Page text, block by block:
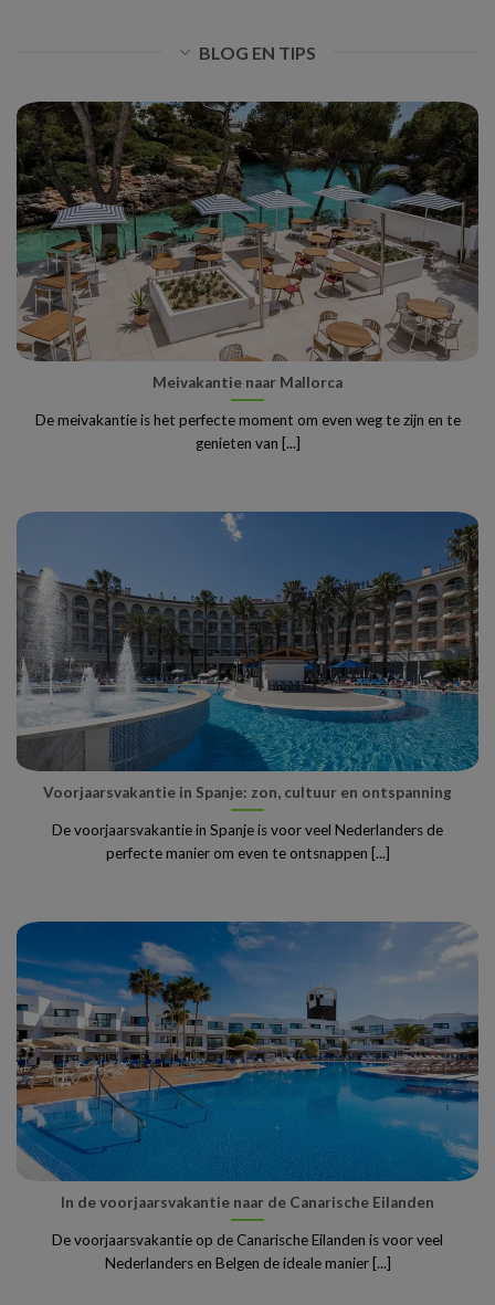
BLOG EN TIPS
Meivakantie naar Mallorca
De meivakantie is het perfecte moment om even weg te zijn en te
genieten van [...]
Voorjaarsvakantie in Spanje: zon, cultuur en ontspanning
De voorjaarsvakantie in Spanje is voor veel Nederlanders de
perfecte manier om even te ontsnappen [...]
In de voorjaarsvakantie naar de Canarische Eilanden
De voorjaarsvakantie op de Canarische Eilanden is voor veel
Nederlanders en Belgen de ideale manier [...]